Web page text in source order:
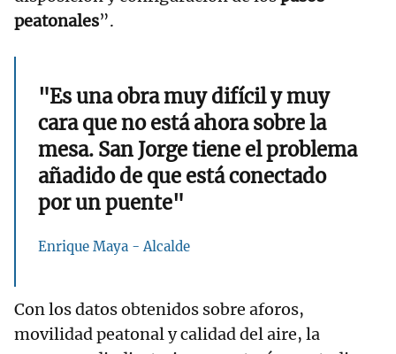
peatonales”.
"Es una obra muy difícil y muy
cara que no está ahora sobre la
mesa. San Jorge tiene el problema
añadido de que está conectado
por un puente"
Enrique Maya - Alcalde
Con los datos obtenidos sobre aforos,
movilidad peatonal y calidad del aire, la